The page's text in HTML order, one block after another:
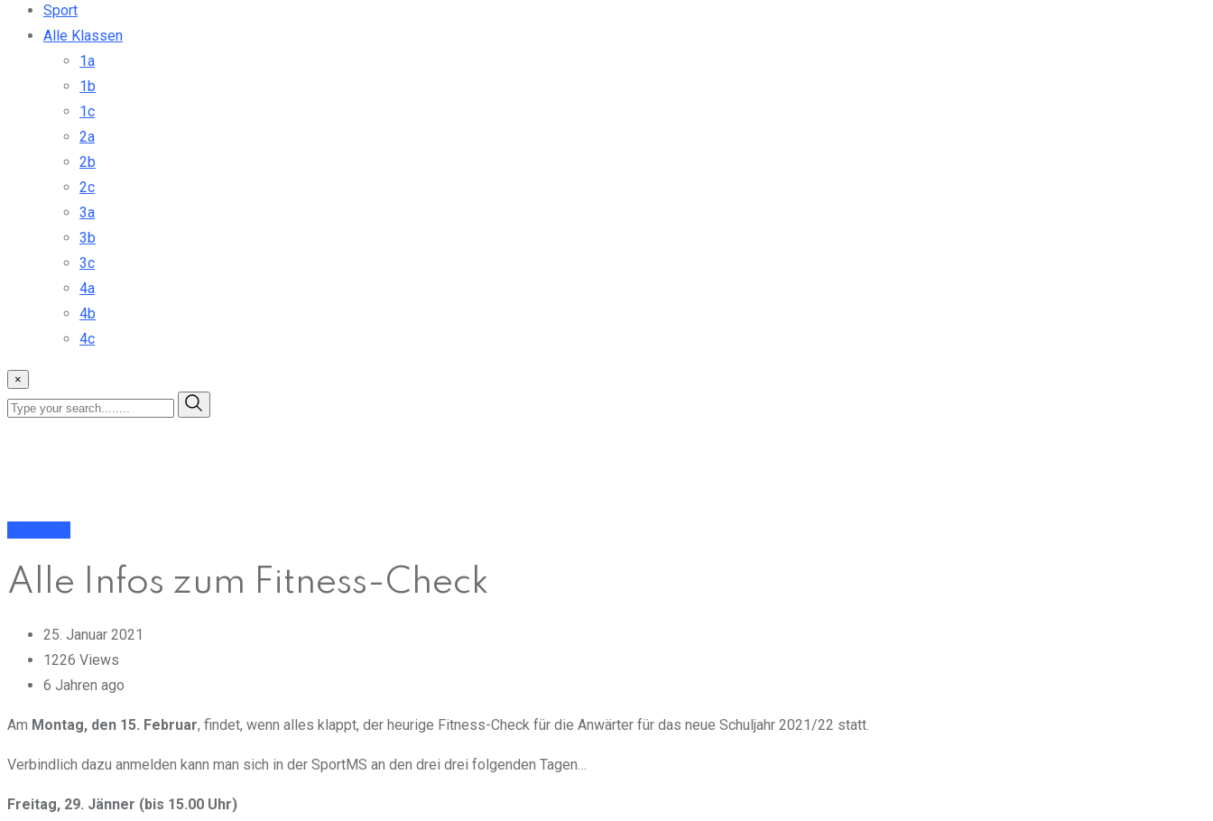
Sport
Alle Klassen
1a
1b
1c
2a
2b
2c
3a
3b
3c
4a
4b
4c
×
Alle Infos zum Fitness-Check
25. Januar 2021
1226 Views
6 Jahren ago
Am Montag, den 15. Februar, findet, wenn alles klappt, der heurige Fitness-Check für die Anwärter für das neue Schuljahr 2021/22 statt.
Verbindlich dazu anmelden kann man sich in der SportMS an den drei drei folgenden Tagen…
Freitag, 29. Jänner (bis 15.00 Uhr)